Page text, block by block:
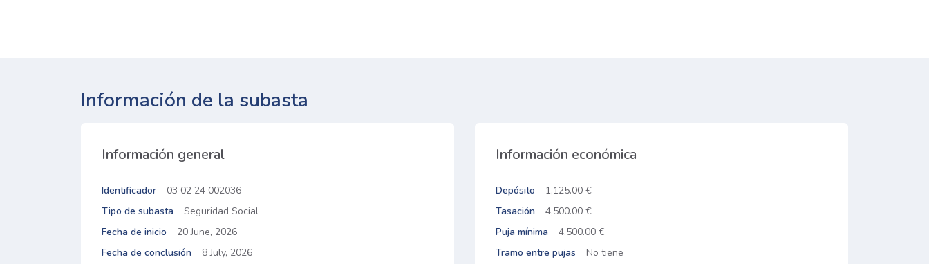
Información de la subasta
Información general
Identificador
03 02 24 002036
Tipo de subasta
Seguridad Social
Fecha de inicio
20 June, 2026
Fecha de conclusión
8 July, 2026
Información económica
Depósito
1,125.00 €
Tasación
4,500.00 €
Puja mínima
4,500.00 €
Tramo entre pujas
No tiene